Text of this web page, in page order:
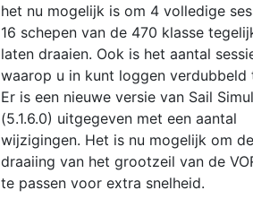
het nu mogelijk is om 4 volledige
16 schepen van de 470 klasse
laten draaien. Ook is het aantal
waarop u in kunt loggen verdubbeld
Er is een nieuwe versie van Sail
(5.1.6.0) uitgegeven met een aantal
wijzigingen. Het is nu mogelijk om de
draaiing van het grootzeil van de
te passen voor extra snelheid.